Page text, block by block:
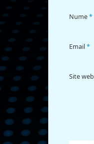
Nume*
Email*
Site web